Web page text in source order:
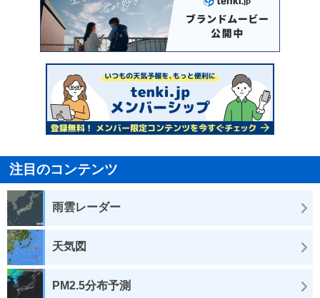
注目のコンテンツ
雨雲レーダー
天気図
PM2.5分布予測